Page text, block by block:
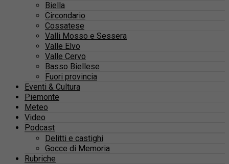
Biella
Circondario
Cossatese
Valli Mosso e Sessera
Valle Elvo
Valle Cervo
Basso Biellese
Fuori provincia
Eventi & Cultura
Piemonte
Meteo
Video
Podcast
Delitti e castighi
Gocce di Memoria
Rubriche